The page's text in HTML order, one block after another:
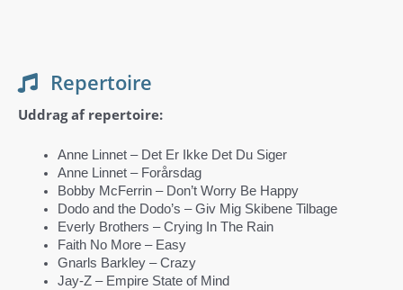
Repertoire
Uddrag af repertoire:
Anne Linnet – Det Er Ikke Det Du Siger
Anne Linnet – Forårsdag
Bobby McFerrin – Don’t Worry Be Happy
Dodo and the Dodo’s – Giv Mig Skibene Tilbage
Everly Brothers – Crying In The Rain
Faith No More – Easy
Gnarls Barkley – Crazy
Jay-Z – Empire State of Mind